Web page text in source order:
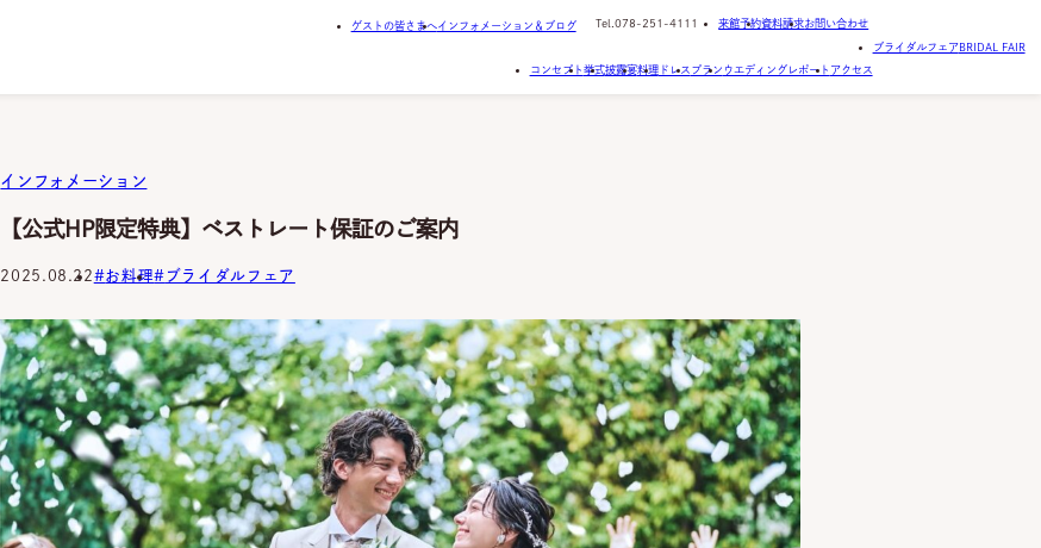
ゲストの皆さまへインフォメーション＆ブログ Tel.078-251-4111 来館予約資料請求お問い合わせ
コンセプト 挙式披露宴料理ドレス プラン ウエディングレポート アクセス
ブライダルフェアBRIDAL FAIR
インフォメーション
【公式HP限定特典】ベストレート保証のご案内
2025.08.22 お料理 ブライダルフェア